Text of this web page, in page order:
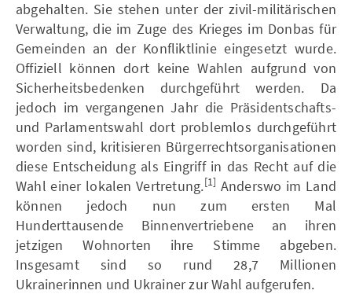
abgehalten. Sie stehen unter der zivil-militärischen
Verwaltung, die im Zuge des Krieges im Donbas für
Gemeinden an der Konfliktlinie eingesetzt wurde.
Offiziell können dort keine Wahlen aufgrund von
Sicherheitsbedenken durchgeführt werden. Da
jedoch im vergangenen Jahr die Präsidentschafts-
und Parlamentswahl dort problemlos durchgeführt
worden sind, kritisieren Bürgerrechtsorganisationen
diese Entscheidung als Eingriff in das Recht auf die
Wahl einer lokalen Vertretung.[1] Anderswo im Land
können jedoch nun zum ersten Mal
Hunderttausende Binnenvertriebene an ihren
jetzigen Wohnorten ihre Stimme abgeben.
Insgesamt sind so rund 28,7 Millionen
Ukrainerinnen und Ukrainer zur Wahl aufgerufen.